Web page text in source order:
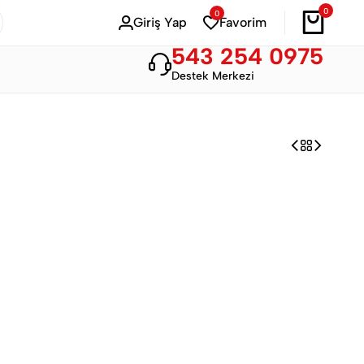
Bahar ModasıHemen Alışveriş Yap
Giriş Yap
0
Favorim
0
543 254 0975
Destek Merkezi